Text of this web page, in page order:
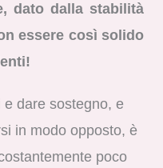
dato dalla stabilità
essere così solido
e dare sostegno, e
in modo opposto, è
poco